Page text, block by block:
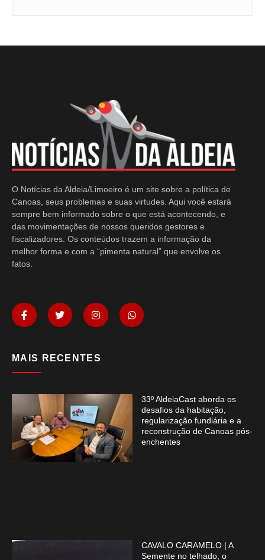
O Notícias da Aldeia/Limoeiro é um site sobre a política de
Canoas, seus problemas e suas virtudes. Aqui você estará
sempre bem informado sobre o que está acontecendo, e
das movimentações de nossos queridos gestores e
fiscalizadores. Os conteúdos trazem a informação da
melhor forma e com a “pimenta natural” que envolve os
fatos.
MAIS RECENTES
33º AldeiaCast aborda os
desafios da habitação,
regularização fundiária e a
reconstrução de Canoas pós-
enchentes
CAVALO CARAMELO | A
Semente no telhado, o